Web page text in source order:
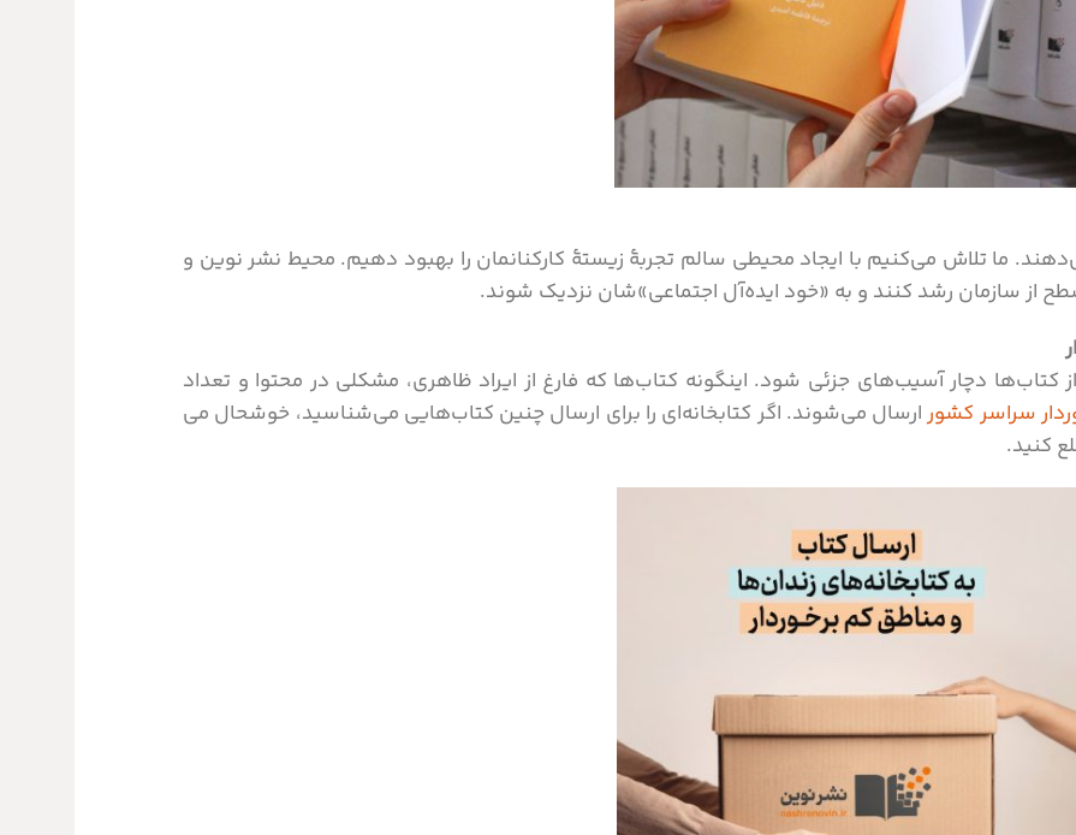
ما تلاش می‌کنیم با ایجاد محیطی سالم تجربۀ زیستۀ کارکنانمان را بهبود دهیم. محیط نشر نوین و
از سازمان رشد کنند و به «خود ایده‌آل اجتماعی»شان نزدیک شوند.
دچار آسیب‌های جزئی شود. اینگونه کتاب‌ها که فارغ از ایراد ظاهری، مشکلی در محتوا و تعداد
سراسر کشورارسال می‌شوند. اگر کتابخانه‌ای را برای ارسال چنین کتاب‌هایی می‌شناسید، خوشحال می
کنید.